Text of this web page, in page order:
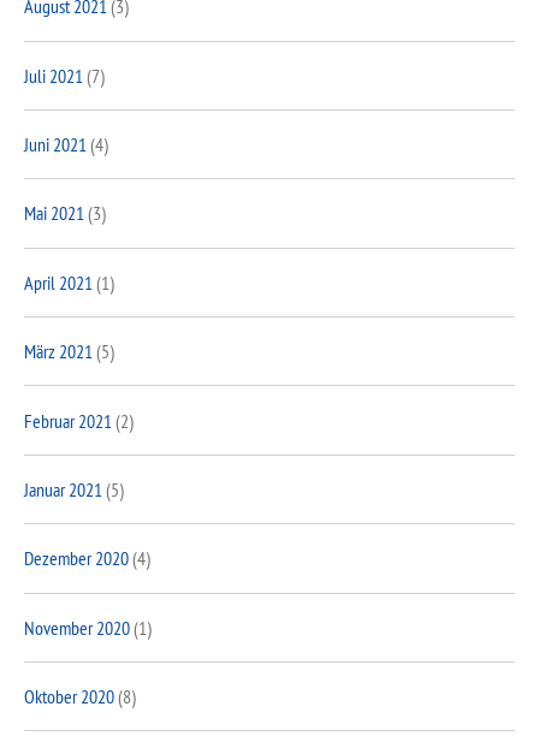
August 2021(3)
Juli 2021 (7)
Juni 2021(4)
Mai 2021(3)
April 2021 (1)
März 2021(5)
Februar 2021 (2)
Januar 2021 (5)
Dezember 2020(4)
November 2020(1)
Oktober 2020(8)